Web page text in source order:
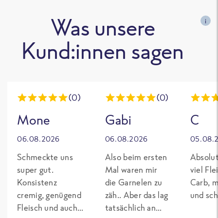
Was unsere
Kund:innen sagen
i
(0)
Mone
06.08.2026
Schmeckte uns
super gut.
Konsistenz
cremig, genügend
Fleisch und auch
(0)
Gabi
06.08.2026
Also beim ersten
Mal waren mir
die Garnelen zu
zäh.. Aber das lag
tatsächlich an
C
viel
Carb,
und